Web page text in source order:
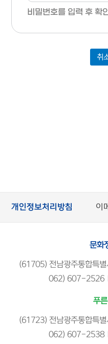
비밀번호를 입력 후 확
취
개인정보처리방침 이
문화
(61705) 전남광주통합특
062) 607-2526
푸
(61723) 전남광주통합특
062) 607-2538